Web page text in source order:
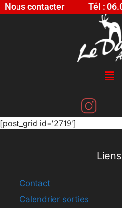
Nous contacter Tél :
[post_grid id='2719']
Liens
Contact
Calendrier sorties